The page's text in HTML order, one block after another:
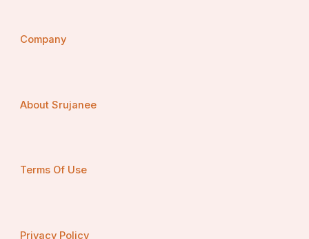
Company
About Srujanee
Terms Of Use
Privacy Policy